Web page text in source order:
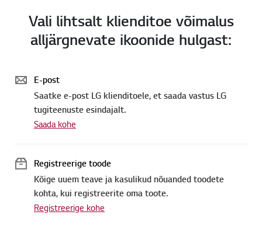
Vali lihtsalt klienditoe võimalus
alljärgnevate ikoonide hulgast:
E-post
Saatke e-post LG klienditoele, et saada vastus LG
tugiteenuste esindajalt.
Saada kohe
Registreerige toode
Kõige uuem teave ja kasulikud nõuanded toodete
kohta, kui registreerite oma toote.
Registreerige kohe